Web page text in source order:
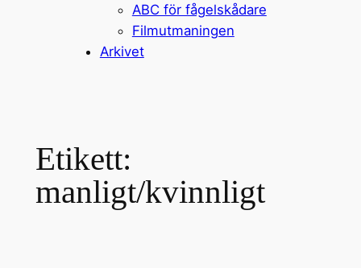
ABC för fågelskådare
Filmutmaningen
Arkivet
Etikett:
manligt/kvinnligt